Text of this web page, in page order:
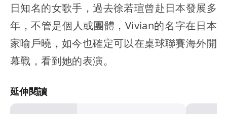
日知名的女歌手，過去徐若瑄曾赴日本發展多
年，不管是個人或團體，Vivian的名字在日本
家喻戶曉，如今也確定可以在桌球聯賽海外開
幕戰，看到她的表演。
延伸閱讀